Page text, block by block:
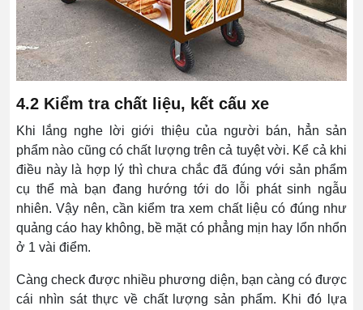
4.2 Kiểm tra chất liệu, kết cấu xe
Khi lắng nghe lời giới thiệu của người bán, hẳn sản
phẩm nào cũng có chất lượng trên cả tuyệt vời. Kể cả khi
điều này là hợp lý thì chưa chắc đã đúng với sản phẩm
cụ thể mà bạn đang hướng tới do lỗi phát sinh ngẫu
nhiên. Vậy nên, cần kiểm tra xem chất liệu có đúng như
quảng cáo hay không, bề mặt có phẳng mịn hay lổn nhổn
ở 1 vài điểm.
Càng check được nhiều phương diện, bạn càng có được
cái nhìn sát thực về chất lượng sản phẩm. Khi đó lựa